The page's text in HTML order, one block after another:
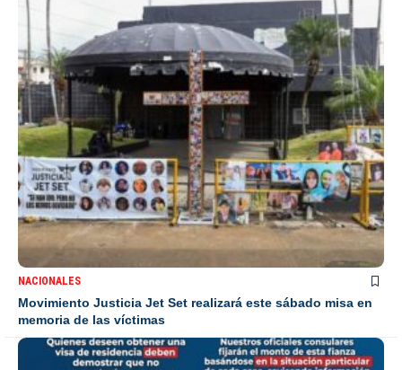
NACIONALES
Movimiento Justicia Jet Set realizará este sábado misa en
memoria de las víctimas